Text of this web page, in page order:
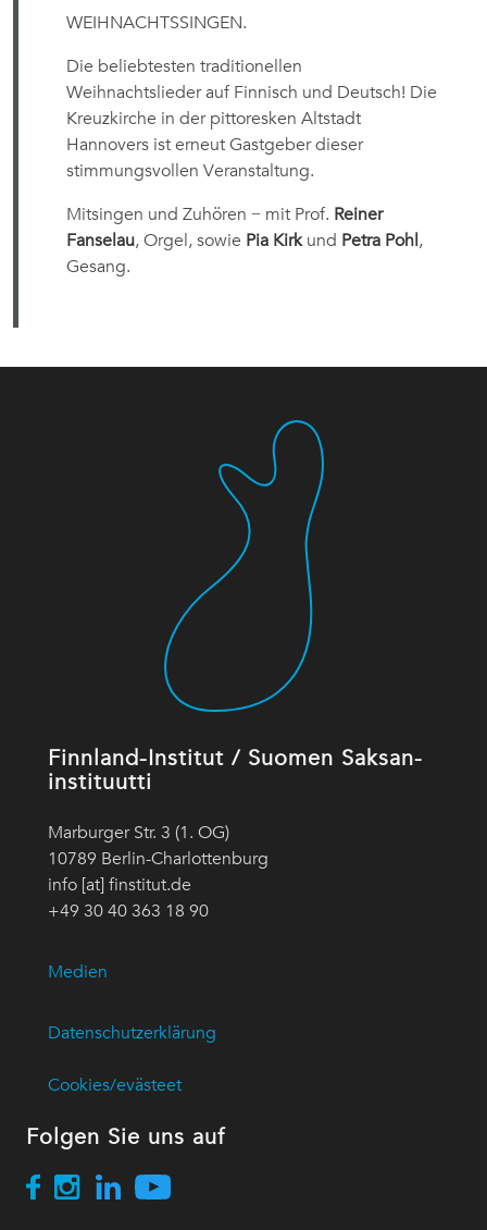
WEIHNACHTSSINGEN.
Die beliebtesten traditionellen
Weihnachtslieder auf Finnisch und Deutsch! Die
Kreuzkirche in der pittoresken Altstadt
Hannovers ist erneut Gastgeber dieser
stimmungsvollen Veranstaltung.
Mitsingen und Zuhören − mit Prof. Reiner
Fanselau, Orgel, sowie Pia Kirkund Petra Pohl,
Gesang.
Finnland-Institut / Suomen Saksan-
instituutti
Marburger Str. 3 (1. OG)
10789 Berlin-Charlottenburg
info [at] finstitut.de
+49 30 40 363 18 90
Medien
Datenschutzerklärung
Cookies/evästeet
Folgen Sie uns auf